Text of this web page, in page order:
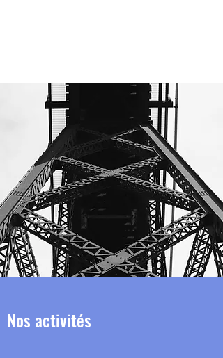
Nos activités